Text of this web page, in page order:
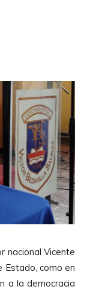
nacional Vicente
Estado, como en
a la democracia